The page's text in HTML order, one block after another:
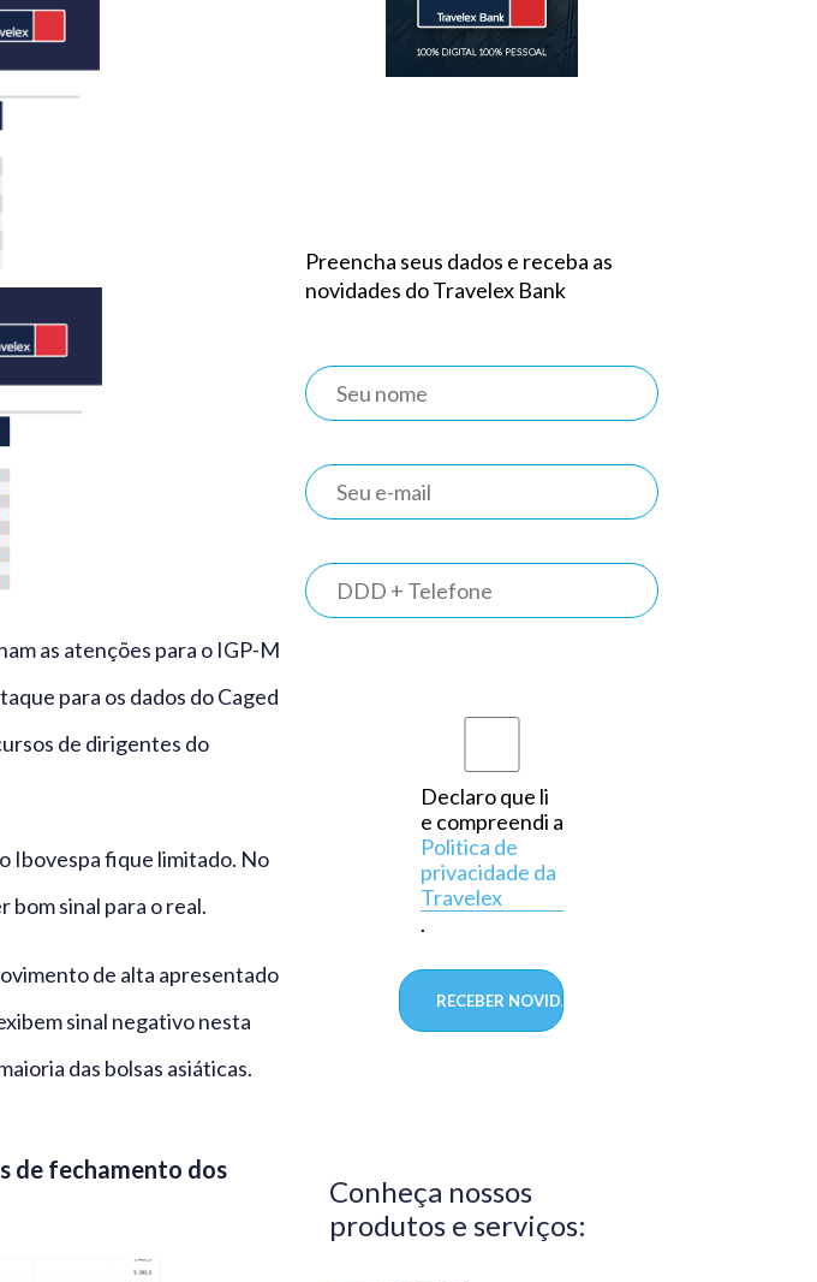
as atenções para o IGP-M
para os dados do Caged
de dirigentes do
Ibovespa fique limitado. No
bom sinal para o real.
de alta apresentado
sinal negativo nesta
das bolsas asiáticas.
de fechamento dos
Preencha seus dados e receba as
novidades do Travelex Bank
Declaro que li
e compreendi a
Politica de
privacidade da
Travelex
.
TRAVELEX
BANK
primeiro
banco do
país a
operar
exclusivamente
em
aprovado
pelo
confiabilidade
e
Conheça nossos
produtos e serviços: